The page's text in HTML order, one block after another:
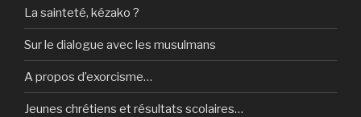
La sainteté, kézako ?
Sur le dialogue avec les musulmans
A propos d’exorcisme…
Jeunes chrétiens et résultats scolaires…